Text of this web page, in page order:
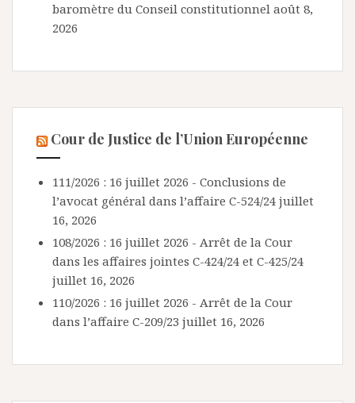
baromètre du Conseil constitutionnel août 8,
2026
Cour de Justice de l’Union Européenne
111/2026 : 16 juillet 2026 - Conclusions de
l’avocat général dans l’affaire C-524/24 juillet
16, 2026
108/2026 : 16 juillet 2026 - Arrêt de la Cour
dans les affaires jointes C-424/24 et C-425/24
juillet 16, 2026
110/2026 : 16 juillet 2026 - Arrêt de la Cour
dans l’affaire C-209/23 juillet 16, 2026